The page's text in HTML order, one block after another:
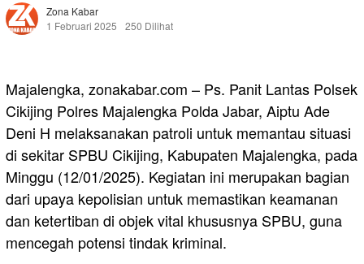
Zona Kabar
1 Februari 2025
250 Dilihat
Majalengka, zonakabar.com – Ps. Panit Lantas Polsek
Cikijing Polres Majalengka Polda Jabar, Aiptu Ade
Deni H melaksanakan patroli untuk memantau situasi
di sekitar SPBU Cikijing, Kabupaten Majalengka, pada
Minggu (12/01/2025). Kegiatan ini merupakan bagian
dari upaya kepolisian untuk memastikan keamanan
dan ketertiban di objek vital khususnya SPBU, guna
mencegah potensi tindak kriminal.